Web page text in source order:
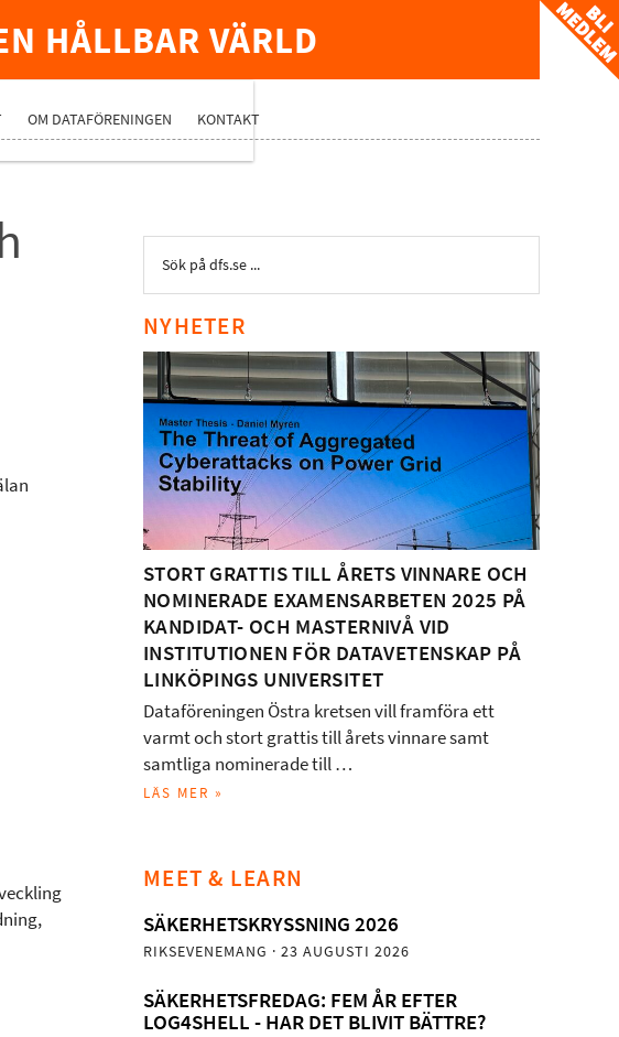
HÅLLBAR VÄRLD
OM DATAFÖRENINGEN KONTAKT
NYHETER
STORT GRATTIS TILL ÅRETS VINNARE OCH
NOMINERADE EXAMENSARBETEN 2025 PÅ
KANDIDAT- OCH MASTERNIVÅ VID
INSTITUTIONEN FÖR DATAVETENSKAP PÅ
LINKÖPINGS UNIVERSITET
Dataföreningen Östra kretsen vill framföra ett
varmt och stort grattis till årets vinnare samt
samtliga nominerade till …
LÄS MER »
MEET & LEARN
SÄKERHETSKRYSSNING 2026
RIKSEVENEMANG · 23 AUGUSTI 2026
SÄKERHETSFREDAG: FEM ÅR EFTER
LOG4SHELL - HAR DET BLIVIT BÄTTRE?